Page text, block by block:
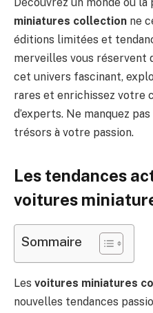
miniatures collection ne
éditions limitées et
merveilles vous réservent
cet univers fascinant,
rares et enrichissez votre
d’experts. Ne manquez
trésors à votre passion.
Les tendances
voitures
Sommaire
Les voitures miniatures
nouvelles tendances